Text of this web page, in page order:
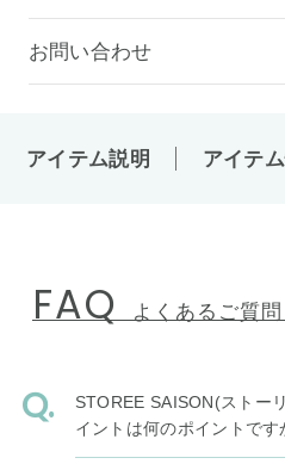
お問い合わせ
アイテム説明 アイテ
FAQ よくあるご質問
STOREE SAISON(ストー
イントは何のポイントです